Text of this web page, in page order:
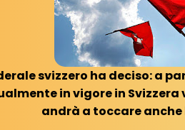
svizzero ha deciso: a
in vigore in
andrà a toccare